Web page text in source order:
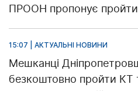
ПРООН пропонує пройти
15:07 | АКТУАЛЬНІ НОВИНИ
Мешканці
безкоштовно пройти